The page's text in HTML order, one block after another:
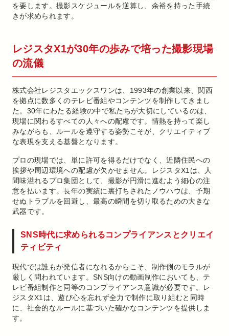
を要します。撮影スケジュールを逆算し、余裕を持った手続
きが求められます。
レジスタX1が30年の歩みで培った撮影現場
の流儀
株式会社レジスタエックスワンは、1993年の創業以来、関西
を拠点に数多くのテレビ番組やコンテンツを制作してきまし
た。30年にわたる経験の中で私たちが大切にしているのは、
現場に関わるすべての人々への配慮です。情熱を持って楽し
みながらも、ルールを遵守する姿勢こそが、クリエイティブ
な表現を支える基盤となります。
プロの現場では、単に許可を得るだけでなく、近隣住民への
挨拶や周辺環境への配慮が欠かせません。レジスタX1は、人
間味溢れるプロ集団として、撮影が円滑に進むよう細心の注
意を払います。長年の実績に裏打ちされたノウハウは、予期
せぬトラブルを回避し、最高の瞬間を切り取るための大きな
武器です。
SNS時代に求められるコンプライアンスとクリエイ
ティビティ
現代では誰もが発信者になれるからこそ、制作側のモラルが
厳しく問われています。SNS向けの動画制作においても、テ
レビ番組制作と同等のコンプライアンス意識が必要です。レ
ジスタX1は、遊び心を忘れず全力で制作に取り組むと同時
に、社会的なルールに基づいた確かなコンテンツを提供しま
す。